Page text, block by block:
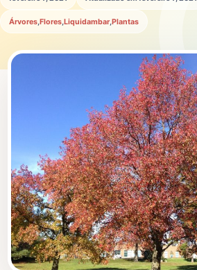
Árvores Flores Liquidambar,Plantas